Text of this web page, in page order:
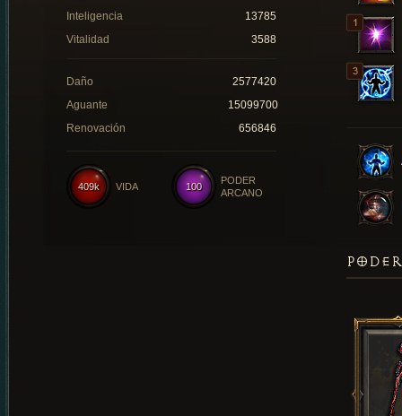
Inteligencia
13785
Vitalidad
3588
Daño
2577420
Aguante
15099700
Renovación
656846
100
PODER
ARCANO
409k VIDA